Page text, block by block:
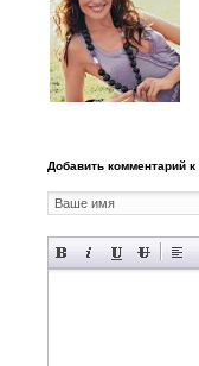
Добавить комментарий к